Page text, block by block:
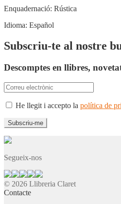
Enquadernació: Rústica
Idioma: Español
Subscriu-te al nostre
Descomptes en llibres,
He llegit i accepto la política de
Segueix-nos
© 2026 Llibreria Claret
Contacte